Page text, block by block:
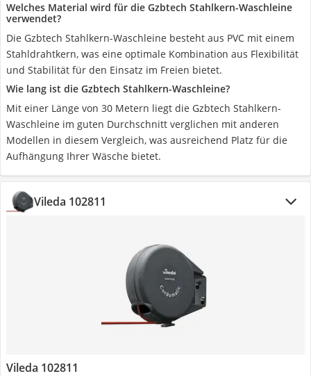
Welches Material wird für die Gzbtech Stahlkern-Waschleine
verwendet?
Die Gzbtech Stahlkern-Waschleine besteht aus PVC mit einem
Stahldrahtkern, was eine optimale Kombination aus Flexibilität
und Stabilität für den Einsatz im Freien bietet.
Wie lang ist die Gzbtech Stahlkern-Waschleine?
Mit einer Länge von 30 Metern liegt die Gzbtech Stahlkern-
Waschleine im guten Durchschnitt verglichen mit anderen
Modellen in diesem Vergleich, was ausreichend Platz für die
Aufhängung Ihrer Wäsche bietet.
Vileda 102811
Vileda 102811